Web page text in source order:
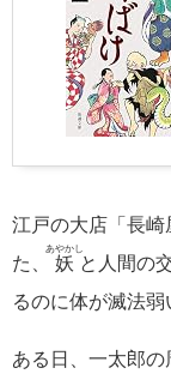
江戸の大店「長崎
た、
妖
あやかし
と人間の
るのに体が滅法弱
ある日、一太郎